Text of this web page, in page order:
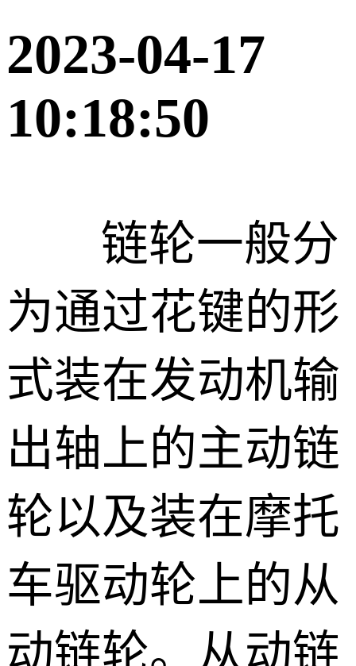
2023-04-17
10:18:50
链轮一般分
为通过花键的形
式装在发动机输
出轴上的主动链
轮以及装在摩托
车驱动轮上的从
动链轮。从动链